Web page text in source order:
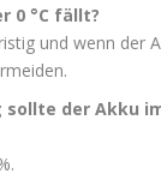
0 °C fällt?
und wenn der
sollte der Akku